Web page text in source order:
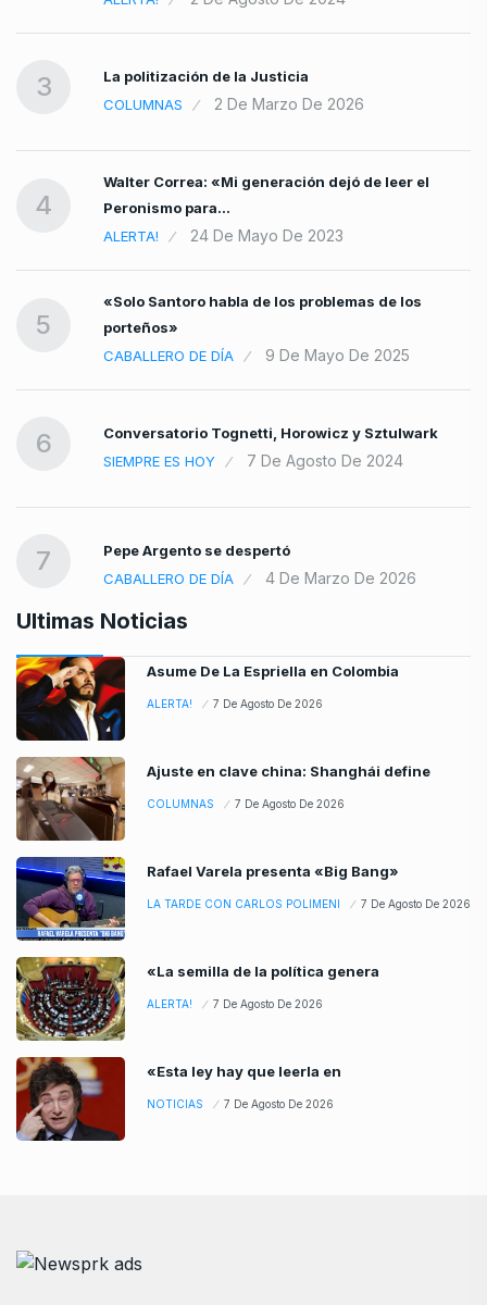
3
La politización de la Justicia
COLUMNAS
2 De Marzo De 2026
4
Walter Correa: «Mi generación dejó de leer el
Peronismo para…
ALERTA!
24 De Mayo De 2023
5
«Solo Santoro habla de los problemas de los
porteños»
CABALLERO DE DÍA
9 De Mayo De 2025
6
Conversatorio Tognetti, Horowicz y Sztulwark
SIEMPRE ES HOY
7 De Agosto De 2024
7
Pepe Argento se despertó
CABALLERO DE DÍA
4 De Marzo De 2026
Ultimas Noticias
Asume De La Espriella en Colombia
ALERTA! 7 De Agosto De 2026
Ajuste en clave china: Shanghái define
COLUMNAS 7 De Agosto De 2026
Rafael Varela presenta «Big Bang»
LA TARDE CON CARLOS POLIMENI 7 De Agosto De 2026
«La semilla de la política genera
ALERTA! 7 De Agosto De 2026
«Esta ley hay que leerla en
NOTICIAS 7 De Agosto De 2026